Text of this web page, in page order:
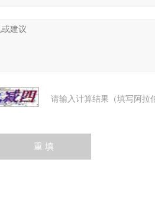
请输入计算结果（填写阿拉